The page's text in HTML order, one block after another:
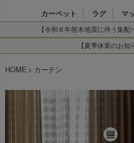
カーペット ラグ マ
【令和８年熊本地震に伴う集配
令和8年熊本地震により、お亡くな
お見舞い申し上げます。 この地震
す。
【お荷物のお届けに遅れが生じてい
・全国から九州あてのお荷物
・九州から全国あてのお荷物
【夏季休業のお知
当店は は2026年8月11日(火)～2026年
休業中のご注文に関しては自動返
当店からの注文確認メールの送信
へのご返答ができかねます。 休業
いただきますのでよろしくお願いい
HOME カーテン